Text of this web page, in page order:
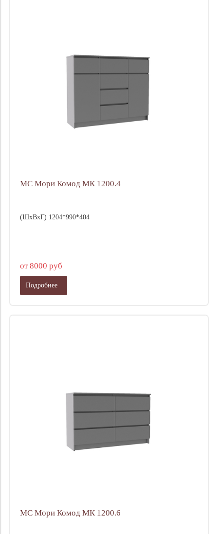
МС Мори Комод МК 1200.4
(ШхВхГ) 1204*990*404
от 8000 руб
Подробнее
МС Мори Комод МК 1200.6